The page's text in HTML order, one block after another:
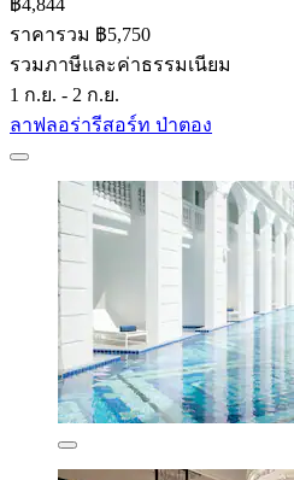
ราคารวม ฿5,750
รวมภาษีและค่าธรรมเนียม
1 ก.ย. - 2 ก.ย.
ลาฟลอร่ารีสอร์ท ป่าตอง